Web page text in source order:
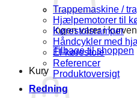
Ingen varer i
Tilbage til shoppen
Kurv
Trappemaskine /
Hjælpemotorer til
Kørestolsramper
Håndcykler med
El-kørestole
Referencer
Produktoversigt
Redning